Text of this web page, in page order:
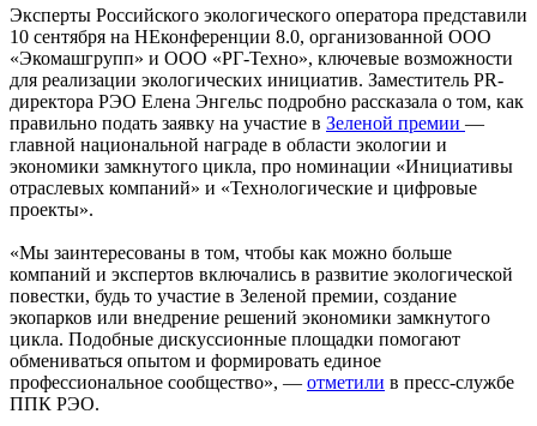
Эксперты Российского экологического оператора представили
10 сентября на НЕконференции 8.0, организованной ООО
«Экомашгрупп» и ООО «РГ-Техно», ключевые возможности
для реализации экологических инициатив. Заместитель PR-
директора РЭО Елена Энгельс подробно рассказала о том, как
правильно подать заявку на участие в Зеленой премии —
главной национальной награде в области экологии и
экономики замкнутого цикла, про номинации «Инициативы
отраслевых компаний» и «Технологические и цифровые
проекты».
«Мы заинтересованы в том, чтобы как можно больше
компаний и экспертов включались в развитие экологической
повестки, будь то участие в Зеленой премии, создание
экопарков или внедрение решений экономики замкнутого
цикла. Подобные дискуссионные площадки помогают
обмениваться опытом и формировать единое
профессиональное сообщество», — отметили в пресс-службе
ППК РЭО.